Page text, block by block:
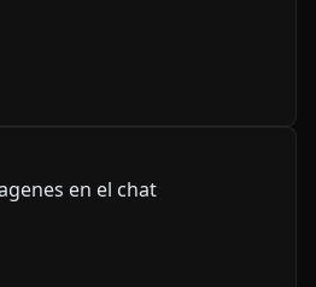
en el chat